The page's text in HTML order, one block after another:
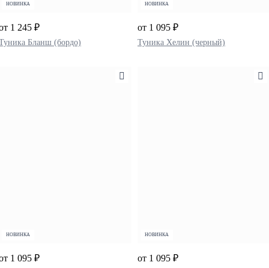
НОВИНКА
Бланш (бордо)
1 245 ₽
НОВИНКА
Туника Хелин (черный)
от 1 095 ₽
НОВИНКА
1 095 ₽
НОВИНКА
от 1 095 ₽